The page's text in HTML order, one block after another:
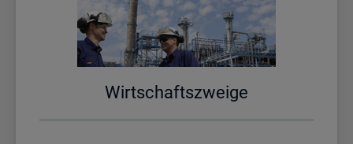
Wirt­schafts­zwei­ge